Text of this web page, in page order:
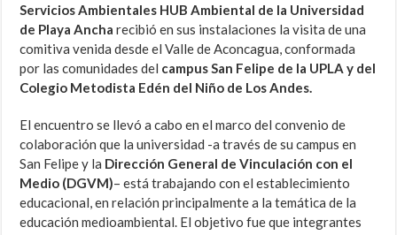
Servicios Ambientales HUB Ambiental de la Universidad
de Playa Ancha recibió en sus instalaciones la visita de una
comitiva venida desde el Valle de Aconcagua, conformada
por las comunidades del campus San Felipe de la UPLA y del
Colegio Metodista Edén del Niño de Los Andes.
El encuentro se llevó a cabo en el marco del convenio de
colaboración que la universidad -a través de su campus en
San Felipe y la Dirección General de Vinculación con el
Medio (DGVM)– está trabajando con el establecimiento
educacional, en relación principalmente a la temática de la
educación medioambiental. El objetivo fue que integrantes